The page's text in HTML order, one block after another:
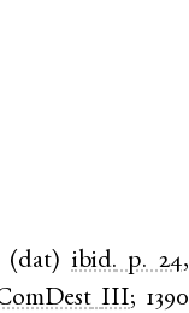
dat) ibid. p. 24,
III; 1390